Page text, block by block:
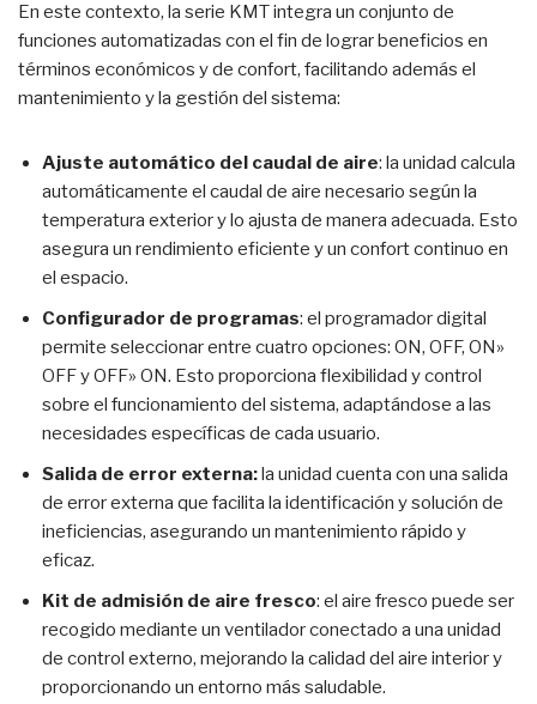
En este contexto, la serie KMT integra un conjunto de
funciones automatizadas con el fin de lograr beneficios en
términos económicos y de confort, facilitando además el
mantenimiento y la gestión del sistema:
Ajuste automático del caudal de aire: la unidad calcula
automáticamente el caudal de aire necesario según la
temperatura exterior y lo ajusta de manera adecuada. Esto
asegura un rendimiento eficiente y un confort continuo en
el espacio.
Configurador de programas: el programador digital
permite seleccionar entre cuatro opciones: ON, OFF, ON»
OFF y OFF» ON. Esto proporciona flexibilidad y control
sobre el funcionamiento del sistema, adaptándose a las
necesidades específicas de cada usuario.
Salida de error externa:la unidad cuenta con una salida
de error externa que facilita la identificación y solución de
ineficiencias, asegurando un mantenimiento rápido y
eficaz.
Kit de admisión de aire fresco: el aire fresco puede ser
recogido mediante un ventilador conectado a una unidad
de control externo, mejorando la calidad del aire interior y
proporcionando un entorno más saludable.